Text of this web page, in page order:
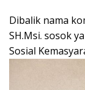
Dibalik nama
SH.Msi. sosok
Sosial